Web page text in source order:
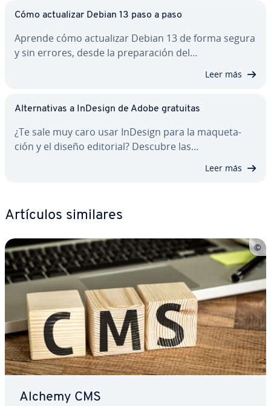
Cómo ac­tua­li­zar Debian 13 paso a paso
Aprende cómo ac­tua­li­zar Debian 13 de forma segura
y sin errores, desde la pre­pa­ra­ción del…
Leer más
Al­te­r­na­ti­vas a InDesign de Adobe gratuitas
¿Te sale muy caro usar InDesign para la ma­que­ta­
ción y el diseño editorial? Descubre las…
Leer más
Artículos similares
Alchemy CMS